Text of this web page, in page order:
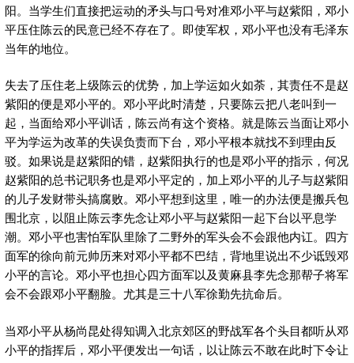
阳。当学生们直接把运动的矛头与口号对准邓小平与赵紫阳，邓小
平压住陈云的民意已经不存在了。即使军权，邓小平也没有毛泽东
当年的地位。
失去了压住老上级陈云的优势，加上学运如火如荼，其责任不是赵
紫阳的便是邓小平的。邓小平此时清楚，只要陈云把八老叫到一
起，当面给邓小平训话，陈云尚有这个资格。就是陈云当面让邓小
平为学运为改革的失误负责而下台，邓小平根本就找不到理由反
驳。如果说是赵紫阳的错，赵紫阳执行的也是邓小平的指示，何况
赵紫阳的总书记职务也是邓小平定的，加上邓小平的儿子与赵紫阳
的儿子发财带头搞腐败。邓小平想到这里，唯一的办法便是搬兵包
围北京，以阻止陈云李先念让邓小平与赵紫阳一起下台以平息学
潮。邓小平也害怕军队里除了二野外的军头会不会跟他内讧。四方
面军的徐向前元帅历来对邓小平都不巴结，背地里说出不少诋毁邓
小平的言论。邓小平也担心四方面军以及黄麻县李先念那帮子将军
会不会跟邓小平翻脸。尤其是三十八军徐勤先抗命后。
当邓小平从杨尚昆处得知调入北京郊区的野战军各个头目都听从邓
小平的指挥后，邓小平便发出一句话，以让陈云不敢在此时下令让